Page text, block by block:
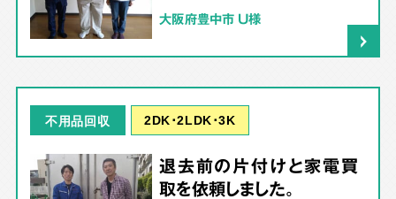
大阪府豊中市 U様
不用品回収 2DK･2LDK･3K
退去前の片付けと家電買
取を依頼しました。